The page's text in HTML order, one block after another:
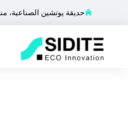
حديقة يوتشين الصناعية،